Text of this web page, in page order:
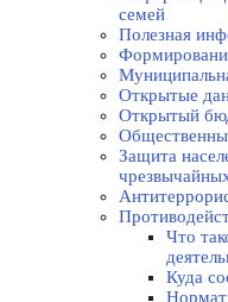
семей
Полезная
Открытые
Открытый
Защита
Что
Куда